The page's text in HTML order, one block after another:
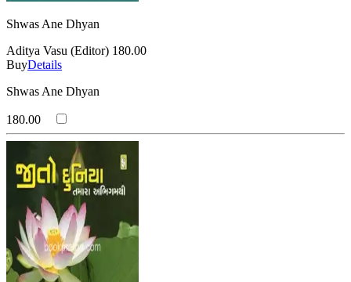
Shwas Ane Dhyan
Aditya Vasu (Editor) 180.00
BuyDetails
Shwas Ane Dhyan
180.00